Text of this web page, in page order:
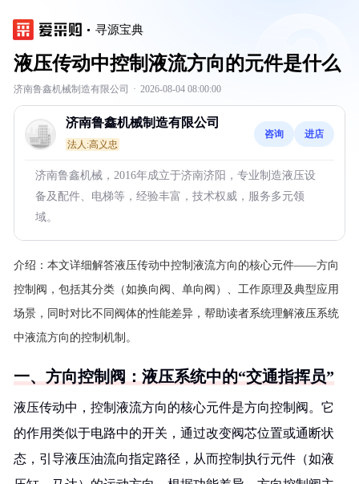
寻源宝典
液压传动中控制液流方向的元件是什么
济南鲁鑫机械制造有限公司 · 2026-08-04 08:00:00
济南鲁鑫机械制造有限公司
法人:高义忠
咨询 进店
济南鲁鑫机械，2016年成立于济南济阳，专业制造液压设
备及配件、电梯等，经验丰富，技术权威，服务多元领
域。
介绍： 本文详细解答液压传动中控制液流方向的核心元件——方向
控制阀，包括其分类（如换向阀、单向阀）、工作原理及典型应用
场景，同时对比不同阀体的性能差异，帮助读者系统理解液压系统
中液流方向的控制机制。
一、方向控制阀：液压系统中的“交通指挥员”
液压传动中，控制液流方向的核心元件是方向控制阀。它
的作用类似于电路中的开关，通过改变阀芯位置或通断状
态，引导液压油流向指定路径，从而控制执行元件（如液